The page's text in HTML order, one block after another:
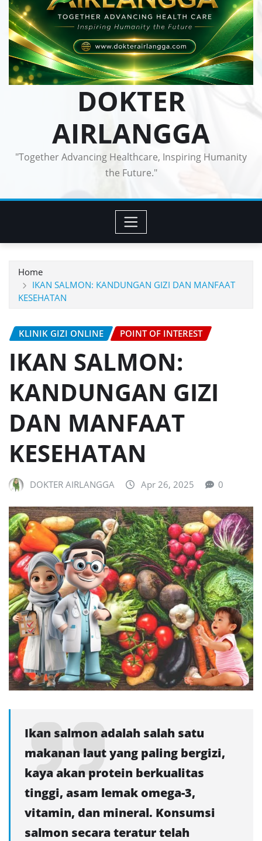
DOKTER
AIRLANGGA
"Together Advancing Healthcare, Inspiring Humanity
the Future."
Home
IKAN SALMON: KANDUNGAN GIZI DAN MANFAAT
KESEHATAN
KLINIK GIZI ONLINE POINT OF INTEREST
IKAN SALMON:
KANDUNGAN GIZI
DAN MANFAAT
KESEHATAN
DOKTER AIRLANGGA Apr 26, 2025 0
Ikan salmon adalah salah satu
makanan laut yang paling bergizi,
kaya akan protein berkualitas
tinggi, asam lemak omega-3,
vitamin, dan mineral. Konsumsi
salmon secara teratur telah